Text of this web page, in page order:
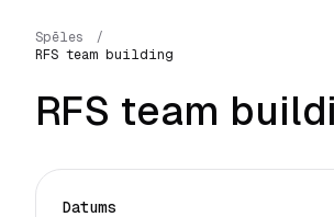
Spēles
/
RFS team building
RFS team
Datums